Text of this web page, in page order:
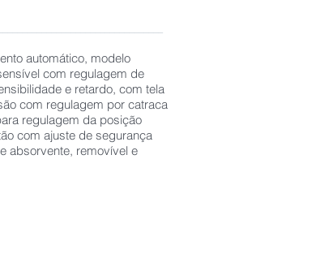
automático, modelo
com regulagem de
e retardo, com tela
com regulagem por catraca
regulagem da posição
com ajuste de segurança
absorvente, removível e